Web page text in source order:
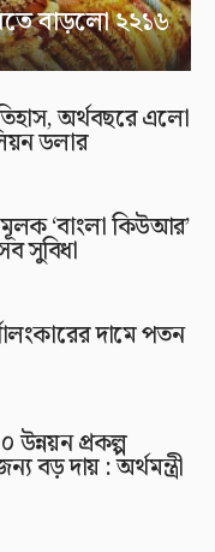
বাড়লো ২২১৬
অর্থবছরে এলো
ডলার
‘বাংলা কিউআর’
সুবিধা
দামে পতন
প্রকল্প
বড় দায় : অর্থমন্ত্রী